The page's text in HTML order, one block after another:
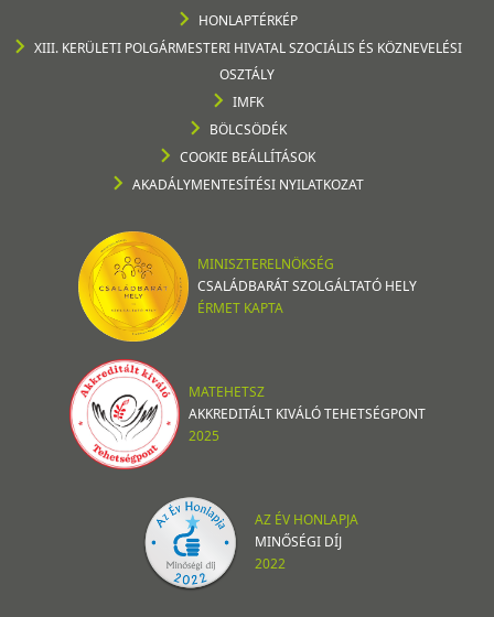
HONLAPTÉRKÉP
XIII. KERÜLETI POLGÁRMESTERI HIVATAL SZOCIÁLIS ÉS KÖZNEVELÉSI
OSZTÁLY
IMFK
BÖLCSÖDÉK
COOKIE BEÁLLÍTÁSOK
AKADÁLYMENTESÍTÉSI NYILATKOZAT
MINISZTERELNÖKSÉG
CSALÁDBARÁT SZOLGÁLTATÓ HELY
ÉRMET KAPTA
MATEHETSZ
AKKREDITÁLT KIVÁLÓ TEHETSÉGPONT
2025
AZ ÉV HONLAPJA
MINŐSÉGI DÍJ
2022